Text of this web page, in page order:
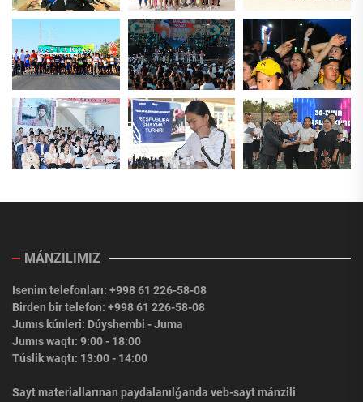
MÁNZILIMIZ
Isenim telefonları: +998 61 226-58-08
Birden bir telefon: +998 61 226-58-08
Jumıs kúnleri: Dúyshembi - Juma
Jumıs waqtı: 9:00 - 18:00
Túslik waqtı: 13:00 - 14:00
Sayt materiallarınan paydalanılǵanda veb-sayt mánzili